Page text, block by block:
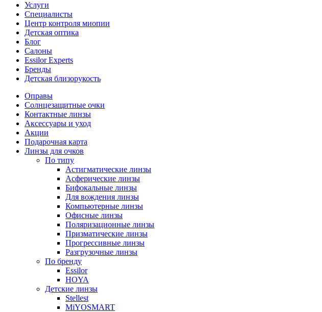
Услуги
Специалисты
Центр контроля миопии
Детская оптика
Блог
Салоны
Essilor Experts
Бренды
Детская близорукость
Оправы
Солнцезащитные очки
Контактные линзы
Аксессуары и уход
Акции
Подарочная карта
Линзы для очков
По типу
Астигматические линзы
Асферические линзы
Бифокальные линзы
Для вождения линзы
Компьютерные линзы
Офисные линзы
Поляризационные линзы
Призматические линзы
Прогрессивные линзы
Разгрузочные линзы
По бренду
Essilor
HOYA
Детские линзы
Stellest
MiYOSMART